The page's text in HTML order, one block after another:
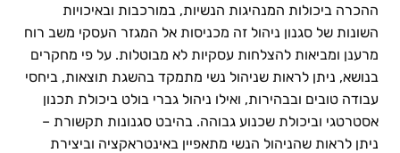
ההכרה ביכולות המנהיגות הנשיות, במורכבות ובאיכויות
השונות של סגנון ניהול זה מכניסות אל המגזר העסקי משב רוח
מרענן ומביאות להצלחות עסקיות לא מבוטלות. על פי מחקרים
בנושא, ניתן לראות שניהול נשי מתמקד בהשגת תוצאות, ביחסי
עבודה טובים ובבהירות, ואילו ניהול גברי בולט ביכולת תכנון
אסטרטגי וביכולת שכנוע גבוהה. בהיבט סגנונות תקשורת –
ניתן לראות שהניהול הנשי מתאפיין באינטראקציה וביצירת